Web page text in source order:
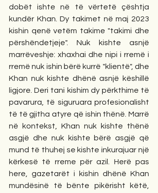
dobët ishte në të vërtetë çështja
kundër Khan. Dy takimet në maj 2023
kishin qenë vetëm takime "takimi dhe
përshëndetjeje". Nuk kishte asnjë
marrëveshje: xhaxhai dhe nipi i rremë i
rremë nuk ishin bërë kurrë "klientë", dhe
Khan nuk kishte dhënë asnjë këshillë
ligjore. Deri tani kishim dy përkthime të
pavarura, të siguruara profesionalisht
të të gjitha atyre që ishin thënë. Marrë
në kontekst, Khan nuk kishte thënë
asgjë dhe nuk kishte bërë asgjë që
mund të thuhej se kishte inkurajuar një
kërkesë të rreme për azil. Herë pas
here, gazetarët i kishin dhënë Khan
mundësinë të bënte pikërisht këtë,